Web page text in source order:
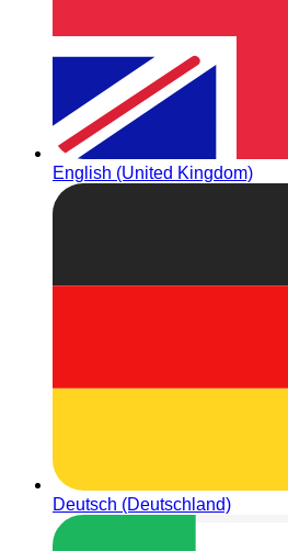
English (United Kingdom)
Deutsch (Deutschland)